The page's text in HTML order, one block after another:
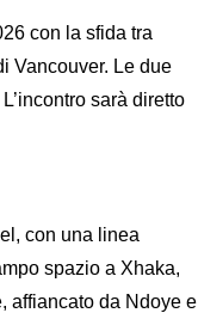
con la sfida tra
Vancouver. Le due
sarà diretto
con una linea
spazio a Xhaka,
affiancato da Ndoye e